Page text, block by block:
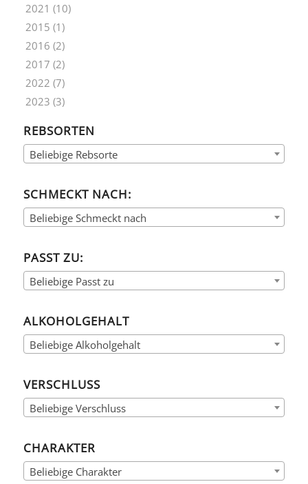
2021 (10)
2015 (1)
2016 (2)
2017 (2)
2022 (7)
2023 (3)
REBSORTEN
Beliebige Rebsorte
SCHMECKT NACH:
Beliebige Schmeckt nach
PASST ZU:
Beliebige Passt zu
ALKOHOLGEHALT
Beliebige Alkoholgehalt
VERSCHLUSS
Beliebige Verschluss
CHARAKTER
Beliebige Charakter